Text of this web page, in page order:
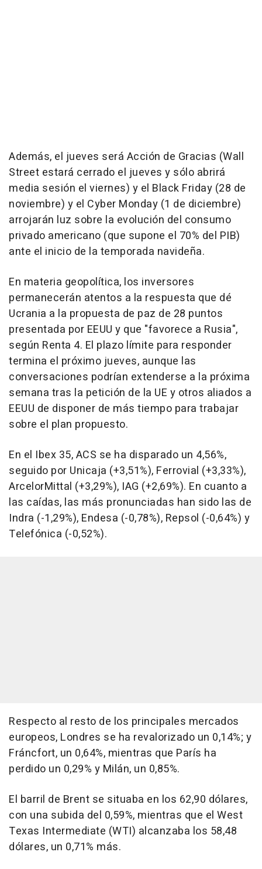
Además, el jueves será Acción de Gracias (Wall
Street estará cerrado el jueves y sólo abrirá
media sesión el viernes) y el Black Friday (28 de
noviembre) y el Cyber Monday (1 de diciembre)
arrojarán luz sobre la evolución del consumo
privado americano (que supone el 70% del PIB)
ante el inicio de la temporada navideña.
En materia geopolítica, los inversores
permanecerán atentos a la respuesta que dé
Ucrania a la propuesta de paz de 28 puntos
presentada por EEUU y que "favorece a Rusia",
según Renta 4. El plazo límite para responder
termina el próximo jueves, aunque las
conversaciones podrían extenderse a la próxima
semana tras la petición de la UE y otros aliados a
EEUU de disponer de más tiempo para trabajar
sobre el plan propuesto.
En el Ibex 35, ACS se ha disparado un 4,56%,
seguido por Unicaja (+3,51%), Ferrovial (+3,33%),
ArcelorMittal (+3,29%), IAG (+2,69%). En cuanto a
las caídas, las más pronunciadas han sido las de
Indra (-1,29%), Endesa (-0,78%), Repsol (-0,64%) y
Telefónica (-0,52%).
Respecto al resto de los principales mercados
europeos, Londres se ha revalorizado un 0,14%; y
Fráncfort, un 0,64%, mientras que París ha
perdido un 0,29% y Milán, un 0,85%.
El barril de Brent se situaba en los 62,90 dólares,
con una subida del 0,59%, mientras que el West
Texas Intermediate (WTI) alcanzaba los 58,48
dólares, un 0,71% más.